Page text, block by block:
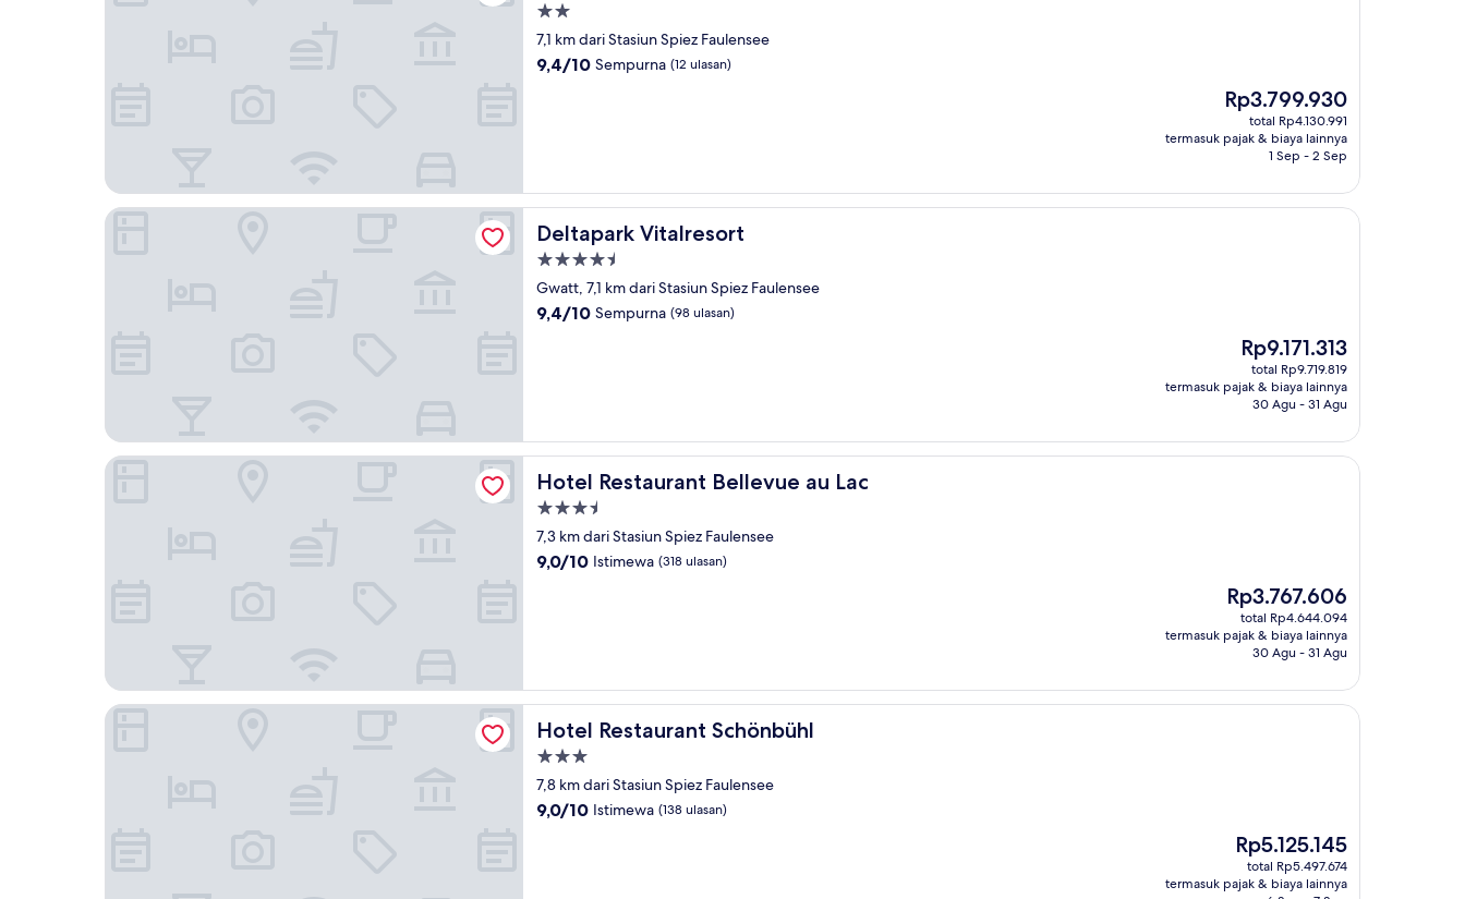
Properti
bintang
2.0
7,1 km dari Stasiun Spiez Faulensee
9.4
9,4/10 Sempurna (12 ulasan)
Harga
sekarang
Rp3.799.930
Rp3.799.930
total Rp4.130.991
termasuk pajak & biaya lainnya
1 Sep - 2 Sep
Deltapark Vitalresort
Deltapark Vitalresort
Properti
bintang
4.5
Gwatt, 7,1 km dari Stasiun Spiez Faulensee
9.4
9,4/10 Sempurna (98 ulasan)
Harga
sekarang
Rp9.171.313
Rp9.171.313
total Rp9.719.819
termasuk pajak & biaya lainnya
30 Agu - 31 Agu
Deltapark Vitalresort
Hotel Restaurant Bellevue au Lac
Hotel Restaurant Bellevue au Lac
Properti
bintang
3.5
7,3 km dari Stasiun Spiez Faulensee
9.0
9,0/10 Istimewa (318 ulasan)
Harga
sekarang
Rp3.767.606
Rp3.767.606
total Rp4.644.094
termasuk pajak & biaya lainnya
30 Agu - 31 Agu
Hotel Restaurant Bellevue au Lac
Hotel Restaurant Schönbühl
Hotel Restaurant Schönbühl
Properti
bintang
3.0
7,8 km dari Stasiun Spiez Faulensee
9.0
9,0/10 Istimewa (138 ulasan)
Harga
sekarang
Rp5.125.145
Rp5.125.145
total Rp5.497.674
termasuk pajak & biaya lainnya
Hotel Restaurant Schönbühl